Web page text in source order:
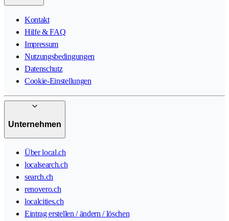
Kontakt
Hilfe & FAQ
Impressum
Nutzungsbedingungen
Datenschutz
Cookie-Einstellungen
Unternehmen
Über local.ch
localsearch.ch
search.ch
renovero.ch
localcities.ch
Eintrag erstellen / ändern / löschen